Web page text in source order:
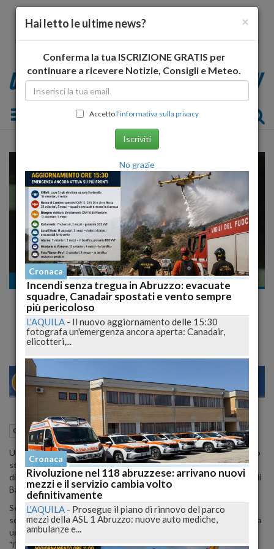
Toggle navigation
Cronaca
"Roberto ha visto troppo", lettere anonime
alla famiglia Straccia
MILANO 21
Cronaca Pescara (PE) 30 Agosto 2012 11:24
Un nuovo alone di mistero piomba sul caso diRoberto Straccia
, lo
studente universitario 24enne di Moresco, scomparso il 14
dicembre scorso a Pescara e ritrovato cadavere su una scogliera di
Bari.
Secondo quanto riportaIl Resto del Carlino, alla famiglia del giovane
sono state recapitate due lettere anonime ed è stata raggiunta da
una telefonata di un fantomatico camionista che si fa chiamare
"l’amico della nonnina".
×
Hai letto le ultime news?
Conferma la tua ISCRIZIONE GRATIS per
continuare a ricevere Notizie, Consigli e Meteo.
Accettol'informativa sulla privacy
Iscriviti
No grazie
Cronaca
Incendi senza tregua in Abruzzo: evacuate
squadre, Canadair spostati e vento sempre
più pericoloso
L'AQUILA - Il nuovo aggiornamento delle 15:30
fotografa un'emergenza ancora aperta: Canadair,
elicotteri,...
Cronaca
Rivoluzione nel 118 abruzzese: arrivano nuovi
mezzi e il servizio cambia volto
definitivamente
L'AQUILA - Prosegue il piano di rinnovo del parco
mezzi della ASL 1 Abruzzo: nuove auto mediche,
ambulanze e...